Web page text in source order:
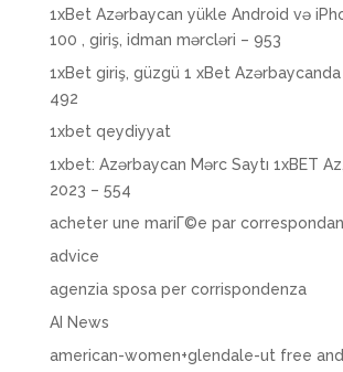
1xBet Azərbaycan yükle Android və
100 , giriş, idman mərcləri – 953
1xBet giriş, güzgü 1 xBet
492
1xbet qeydiyyat
1xbet: Azərbaycan Mərc Saytı 1xBET
2023 – 554
acheter une mariГ©e par
advice
agenzia sposa per corrispondenza
AI News
american-women+glendale-ut free